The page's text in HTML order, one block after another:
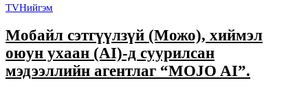
TVНийгэм
Мобайл сэтгүүлзүй (Можо), хиймэл
оюун ухаан (AI)-д суурилсан
мэдээллийн агентлаг “MOJO AI”.